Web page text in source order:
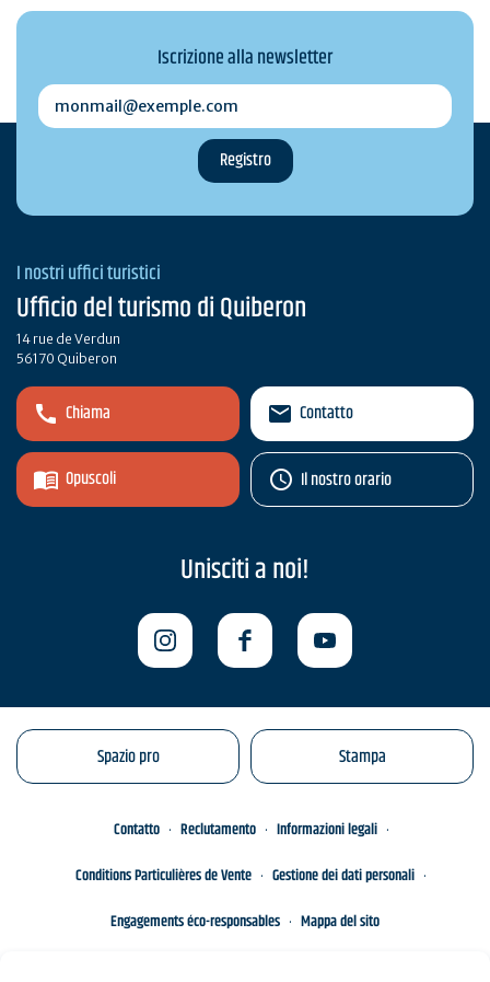
Iscrizione alla newsletter
monmail@exemple.com
I nostri uffici turistici
Ufficio del turismo di Quiberon
14 rue de Verdun
56170 Quiberon
Chiama
Opuscoli
Contatto
Il nostro orario
Unisciti a noi!
Spazio pro Stampa
Contatto Reclutamento
Informazioni legali
Conditions Particulières de Vente
Gestione dei dati personali
Engagements éco-responsables
Mappa del sito